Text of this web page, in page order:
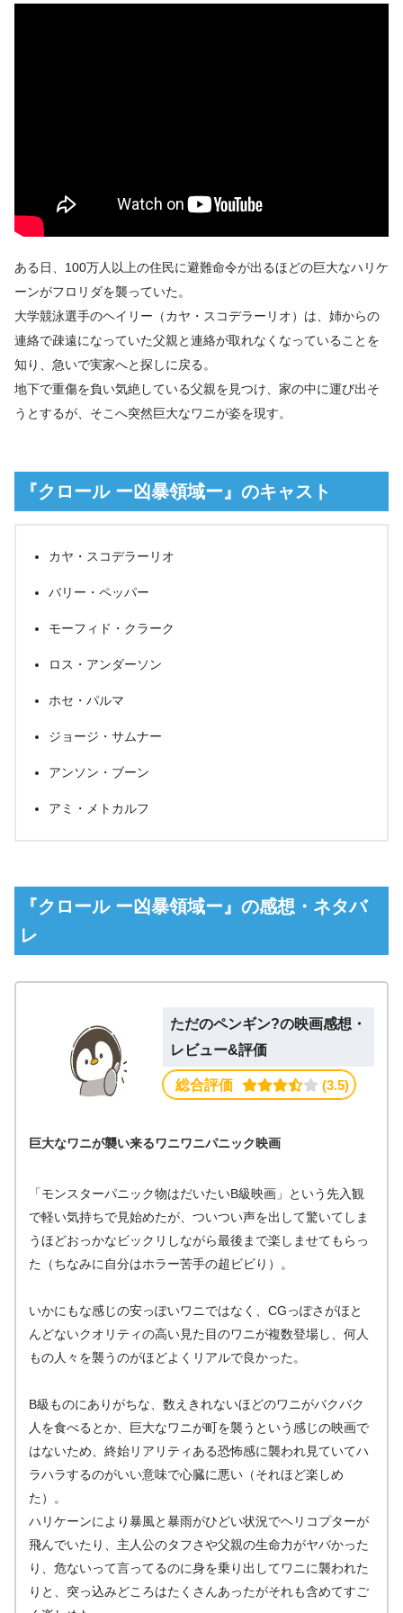
ある日、100万人以上の住民に避難命令が出るほどの巨大なハリケ
ーンがフロリダを襲っていた。
大学競泳選手のヘイリー（カヤ・スコデラーリオ）は、姉からの
連絡で疎遠になっていた父親と連絡が取れなくなっていることを
知り、急いで実家へと探しに戻る。
地下で重傷を負い気絶している父親を見つけ、家の中に運び出そ
うとするが、そこへ突然巨大なワニが姿を現す。
『クロール ー凶暴領域ー』のキャスト
カヤ・スコデラーリオ
バリー・ペッパー
モーフィド・クラーク
ロス・アンダーソン
ホセ・パルマ
ジョージ・サムナー
アンソン・ブーン
アミ・メトカルフ
『クロール ー凶暴領域ー』の感想・ネタバ
レ
ただのペンギン?の映画感想・
レビュー&評価
総合評価 (3.5)
巨大なワニが襲い来るワニワニパニック映画
「モンスターパニック物はだいたいB級映画」という先入観
で軽い気持ちで見始めたが、ついつい声を出して驚いてしま
うほどおっかなビックリしながら最後まで楽しませてもらっ
た（ちなみに自分はホラー苦手の超ビビり）。
いかにもな感じの安っぽいワニではなく、CGっぽさがほと
んどないクオリティの高い見た目のワニが複数登場し、何人
もの人々を襲うのがほどよくリアルで良かった。
B級ものにありがちな、数えきれないほどのワニがバクバク
人を食べるとか、巨大なワニが町を襲うという感じの映画で
はないため、終始リアリティある恐怖感に襲われ見ていてハ
ラハラするのがいい意味で心臓に悪い（それほど楽しめ
た）。
ハリケーンにより暴風と暴雨がひどい状況でヘリコプターが
飛んでいたり、主人公のタフさや父親の生命力がヤバかった
り、危ないって言ってるのに身を乗り出してワニに襲われた
りと、突っ込みどころはたくさんあったがそれも含めてすご